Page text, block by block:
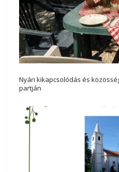
Nyári kikapcsolódás és
partján